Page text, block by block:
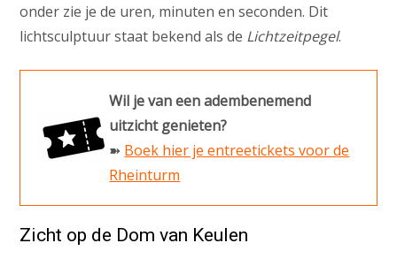
onder zie je de uren, minuten en seconden. Dit
lichtsculptuur staat bekend als de Lichtzeitpegel.
Wil je van een adembenemend
uitzicht genieten?
➽ Boek hier je entreetickets voor de
Rheinturm
Zicht op de Dom van Keulen